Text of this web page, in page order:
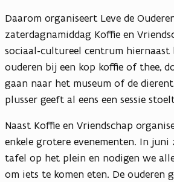
Daarom organiseert Leve de
zaterdagnamiddag Koffie en
sociaal-cultureel centrum hiernaast
ouderen bij een kop koffie of thee,
gaan naar het museum of de
plusser geeft al eens een sessie
Naast Koffie en Vriendschap
enkele grotere evenementen. In juni
tafel op het plein en nodigen we
om iets te komen eten. De ouderen